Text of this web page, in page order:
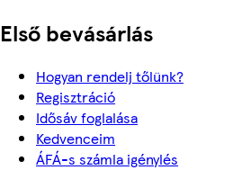
Első bevásárlás
Hogyan rendelj tőlünk?
Regisztráció
Idősáv foglalása
Kedvenceim
ÁFÁ-s számla igénylés